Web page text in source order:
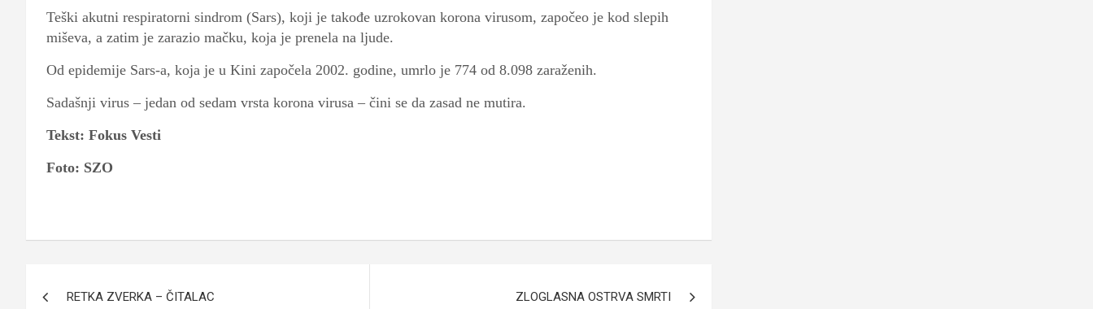
Teški akutni respiratorni sindrom (Sars), koji je takođe uzrokovan korona virusom, započeo je kod slepih
miševa, a zatim je zarazio mačku, koja je prenela na ljude.
Od epidemije Sars-a, koja je u Kini započela 2002. godine, umrlo je 774 od 8.098 zaraženih.
Sadašnji virus – jedan od sedam vrsta korona virusa – čini se da zasad ne mutira.
Tekst: Fokus Vesti
Foto: SZO
RETKA ZVERKA – ČITALAC ZLOGLASNA OSTRVA SMRTI